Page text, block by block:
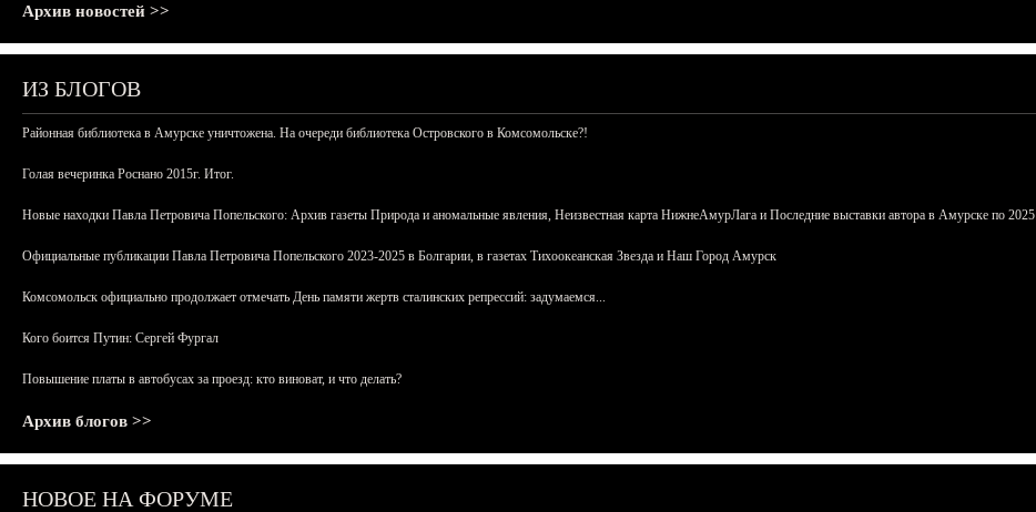
Архив новостей >>
ИЗ БЛОГОВ
Районная библиотека в Амурске уничтожена. На очереди библиотека Островского в Комсомольске?!
Голая вечеринка Роснано 2015г. Итог.
Новые находки Павла Петровича Попельского: Архив газеты Природа и аномальные явления, Неизвестная карта НижнеАмурЛага и Последние выставки автора в Амурске по 2025
Официальные публикации Павла Петровича Попельского 2023-2025 в Болгарии, в газетах Тихоокеанская Звезда и Наш Город Амурск
Комсомольск официально продолжает отмечать День памяти жертв сталинских репрессий: задумаемся...
Кого боится Путин: Сергей Фургал
Повышение платы в автобусах за проезд: кто виноват, и что делать?
Архив блогов >>
НОВОЕ НА ФОРУМЕ